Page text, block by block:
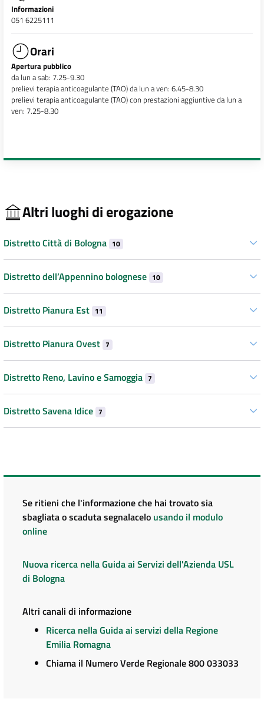
Informazioni
051 6225111
Orari
Apertura pubblico
da lun a sab: 7.25-9.30
prelievi terapia anticoagulante (TAO) da lun a ven: 6.45-8.30
prelievi terapia anticoagulante (TAO) con prestazioni aggiuntive da lun a
ven: 7.25-8.30
Altri luoghi di erogazione
Distretto Città di Bologna 10
Distretto dell’Appennino bolognese 10
Distretto Pianura Est 11
Distretto Pianura Ovest 7
Distretto Reno, Lavino e Samoggia 7
Distretto Savena Idice 7
Se ritieni che l'informazione che hai trovato sia
sbagliata o scaduta segnalacelo usando il modulo
online
Nuova ricerca nella Guida ai Servizi dell'Azienda USL
di Bologna
Altri canali di informazione
Ricerca nella Guida ai servizi della Regione
Emilia Romagna
Chiama il Numero Verde Regionale 800 033033